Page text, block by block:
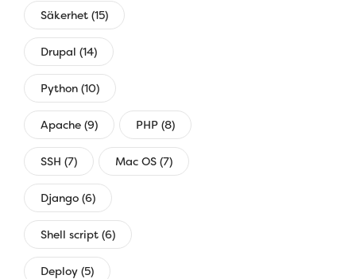
Säkerhet (15)
Drupal (14)
Python (10)
Apache (9) PHP (8)
SSH (7) Mac OS (7)
Django (6)
Shell script (6)
Deploy (5)